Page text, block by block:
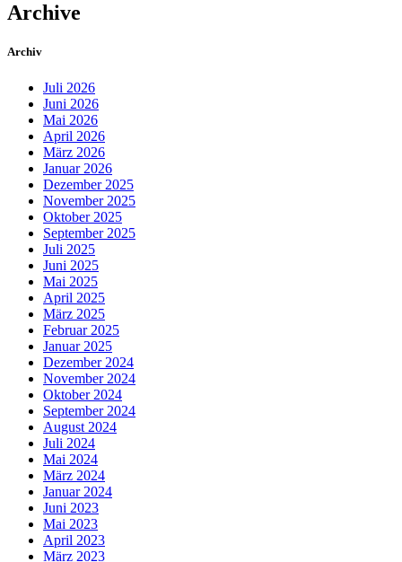
Archive
Archiv
Juli 2026
Juni 2026
Mai 2026
April 2026
März 2026
Januar 2026
Dezember 2025
November 2025
Oktober 2025
September 2025
Juli 2025
Juni 2025
Mai 2025
April 2025
März 2025
Februar 2025
Januar 2025
Dezember 2024
November 2024
Oktober 2024
September 2024
August 2024
Juli 2024
Mai 2024
März 2024
Januar 2024
Juni 2023
Mai 2023
April 2023
März 2023